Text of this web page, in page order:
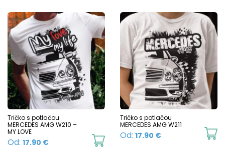
page
has
multiple
variants.
The
options
may
be
chosen
Tričko s potlačou
MERCEDES AMG W210 –
MY LOVE
Od: 17.90 €
This
Tričko s potlačou
MERCEDES AMG W211
Od: 17.90 €